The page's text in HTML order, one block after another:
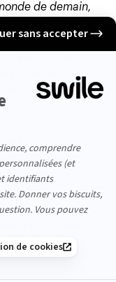
de demain,
En
comment est-
avec 4% de
répondre elle-
en 2003. “
On ne
au masculin
un forum mondial
créé, leader
forums au
de ce forum,
monde entier, de